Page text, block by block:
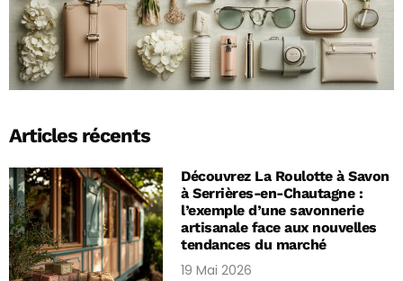
Articles récents
Découvrez La Roulotte à Savon
à Serrières-en-Chautagne :
l’exemple d’une savonnerie
artisanale face aux nouvelles
tendances du marché
19 Mai 2026